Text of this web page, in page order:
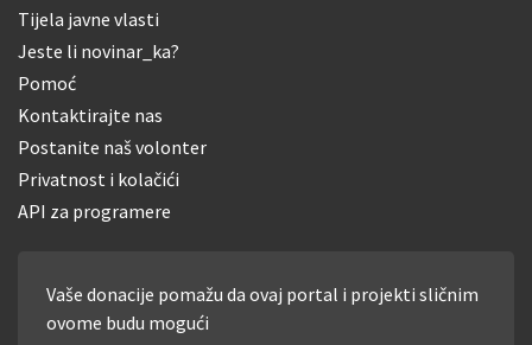
Tijela javne vlasti
Jeste li novinar_ka?
Pomoć
Kontaktirajte nas
Postanite naš volonter
Privatnost i kolačići
API za programere
Vaše donacije pomažu da ovaj portal i projekti sličnim
ovome budu mogući